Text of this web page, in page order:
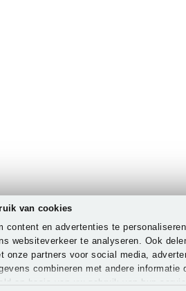
van cookies
content en advertenties te
websiteverkeer te analyseren. Ook
onze partners voor social media,
combineren met andere
op basis van uw gebruik van hun